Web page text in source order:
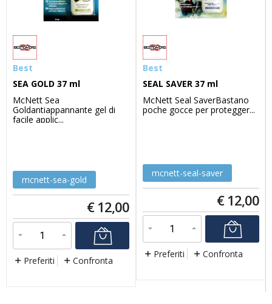
Best
SEA GOLD 37 ml
McNett Sea
Goldantiappannante gel di
facile applic...
mcnett-sea-gold
€ 12,00
Preferiti Confronta
Best
SEAL SAVER 37 ml
McNett Seal SaverBastano
poche gocce per protegger...
mcnett-seal-saver
€ 12,00
Preferiti Confronta